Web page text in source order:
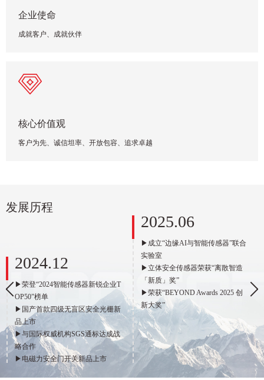
企业使命
成就客户、成就伙伴
核心价值观
客户为先、诚信坦率、开放包容、追求卓越
发展历程
2024.12
▶荣登“2024智能传感器新锐企业T
OP50”榜单
▶国产首款四级无盲区安全光栅新
品上市
▶与国际权威机构SGS通标达成战
略合作
▶电磁力安全门开关新品上市
2025.06
▶成立“边缘AI与智能传感器”联合
实验室
▶立体安全传感器荣获“离散智造
「新质」奖”
▶荣获“BEYOND Awards 2025 创
新大奖”